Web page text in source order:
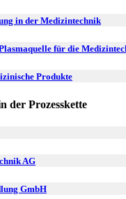
in der Medizintechnik
für die
Produkte
der Prozesskette
AG
GmbH